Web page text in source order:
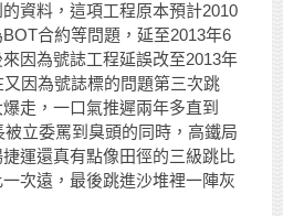
資料，這項工程原本預計2010
合約等問題，延至2013年6
因為號誌工程延誤改至2013年
因為號誌標的問題第三次跳
走，一口氣推遲兩年多直到
立委罵到臭頭的同時，高鐵局
運還真有點像田徑的三級跳比
次遠，最後跳進沙堆裡一陣灰